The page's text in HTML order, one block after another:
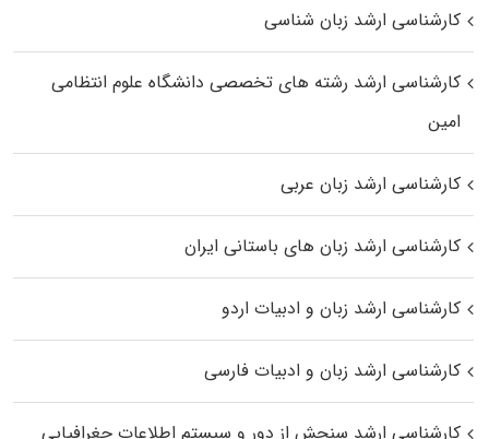
کارشناسی ارشد زبان شناسی
کارشناسی ارشد رﺷﺘﻪ ﻫﺎی تخصصی داﻧﺸﮕﺎه ﻋﻠﻮم انتظامی
اﻣﻴﻦ
کارشناسی ارشد زبان عربی
کارشناسی ارشد زبان‌ های باستانی ایران
کارشناسی ارشد زبان و ادبیات اردو
کارشناسی ارشد زبان و ادبیات فارسی
کارشناسی ارشد سنجش از دور و سیستم اطلاعات جغرافیایی